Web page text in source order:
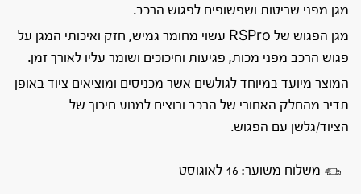
מגן מפני שריטות ושפשופים לפגוש הרכב.
מגן הפגוש של RSPro עשוי מחומר גמיש, חזק ואיכותי המגן על
פגוש הרכב מפני מכות, פגיעות וחיכוכים ושומר עליו לאורך זמן.
המוצר מיועד במיוחד לגולשים אשר מכניסים ומוציאים ציוד באופן
תדיר מהחלק האחורי של הרכב ורוצים למנוע חיכוך של
הציוד/גלשן עם הפגוש.
משלוח משוער: 16 לאוגוסט